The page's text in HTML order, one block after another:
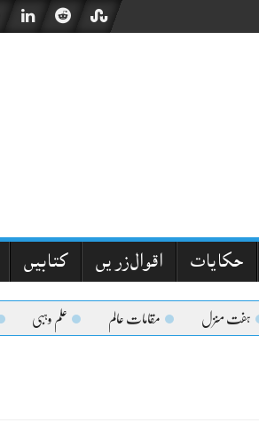
حکایات اقوال زریں کتابیں
ہفت منزل مقامات عالم علم وہبی